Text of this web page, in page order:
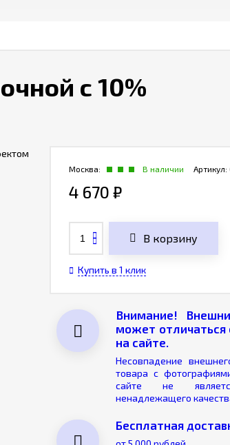
с 10%
Артикул:
Москва: В наличии
4 670 ₽
В корзину
Купить в 1 клик
Внимание!
может отличаться
на сайте.
Несовпадение
товара с
сайте не
ненадлежащего
Бесплатная